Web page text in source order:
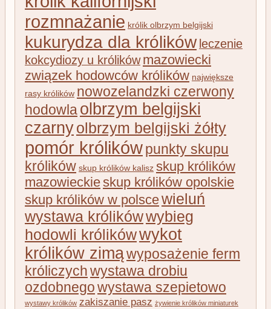
rozmnażanie królik olbrzym belgijski
kukurydza dla królików leczenie
kokcydiozy u królików mazowiecki
związek hodowców królików największe
rasy królików nowozelandzki czerwony
hodowlaolbrzym belgijski
czarnyolbrzym belgijski żółty
pomór królikówpunkty skupu
królików skup królików kalisz skup królików
mazowieckieskup królików opolskie
skup królików w polscewieluń
wystawa królikówwybieg
hodowli królikówwykot
królików zimąwyposażenie ferm
króliczychwystawa drobiu
ozdobnegowystawa szepietowo
wystawy królików zakiszanie pasz żywienie królików miniaturek